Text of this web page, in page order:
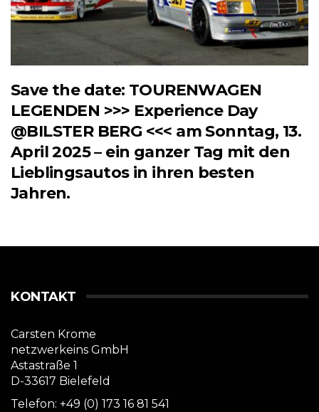
Save the date: TOURENWAGEN
LEGENDEN >>> Experience Day
@BILSTER BERG <<< am Sonntag, 13.
April 2025 – ein ganzer Tag mit den
Lieblingsautos in ihren besten
Jahren.
KONTAKT
Carsten Krome
netzwerkeins GmbH
Astastraße 1
D-33617 Bielefeld
Telefon: +49 (0) 173 16 81 541